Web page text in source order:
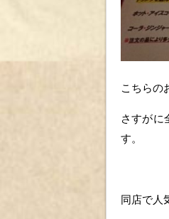
こちらの
さすがに
す。
同店で人